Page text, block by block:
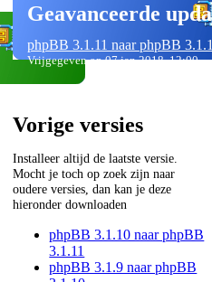
Geavanceerde
phpBB 3.1.11 naar phpBB
Vrijgegeven op 07 jan 2018, 12:00
Vorige versies
Installeer altijd de laatste versie.
Mocht je toch op zoek zijn naar
oudere versies, dan kan je deze
hieronder downloaden
phpBB 3.1.10 naar phpBB
3.1.11
phpBB 3.1.9 naar phpBB